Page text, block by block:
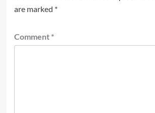
are marked *
Comment *